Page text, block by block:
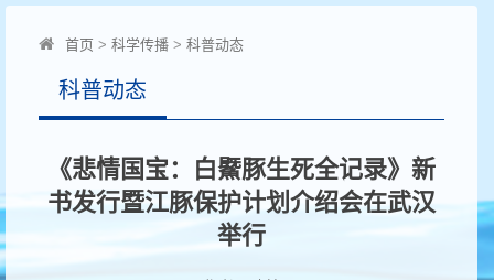
首页 > 科学传播 > 科普动态
科普动态
《悲情国宝：白鱀豚生死全记录》新
书发行暨江豚保护计划介绍会在武汉
举行